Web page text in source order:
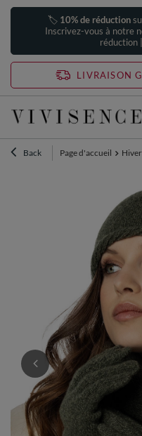
🏷️ 10% de réduction
Inscrivez-vous à notre
réduction |
LIVRAISON
Back Page d'accueil Hiver